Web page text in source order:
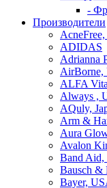
-
Производители
ADIDAS
Adrianna
AirBorne,
ALFA
Always ,
AQuly,
Arm &
Aura
Avalon
Band Aid,
Bausch &
Bayer,